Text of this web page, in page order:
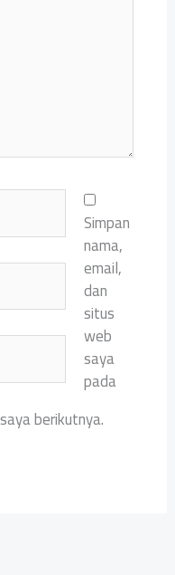
Simpan
nama,
email,
dan
situs
web
saya
pada
berikutnya.